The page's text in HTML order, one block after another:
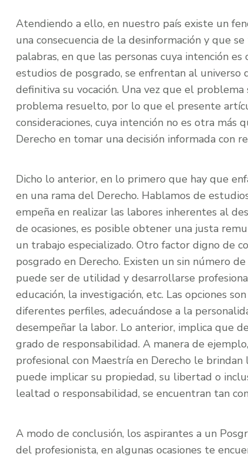
Atendiendo a ello, en nuestro país existe un
una consecuencia de la desinformación y que
palabras, en que las personas cuya intención
estudios de posgrado, se enfrentan al
definitiva su vocación. Una vez que el
problema resuelto, por lo que el presente
consideraciones, cuya intención no es otra más
Derecho en tomar una decisión informada con
Dicho lo anterior, en lo primero que hay que
en una rama del Derecho. Hablamos de
empeña en realizar las labores inherentes al
de ocasiones, es posible obtener una justa
un trabajo especializado. Otro factor digno de
posgrado en Derecho. Existen un sin número
puede ser de utilidad y desarrollarse
educación, la investigación, etc. Las opciones
diferentes perfiles, adecuándose a la
desempeñar la labor. Lo anterior, implica que
grado de responsabilidad. A manera de
profesional con Maestría en Derecho le
puede implicar su propiedad, su libertad o
lealtad o responsabilidad, se encuentran tan
A modo de conclusión, los aspirantes a un
del profesionista, en algunas ocasiones te